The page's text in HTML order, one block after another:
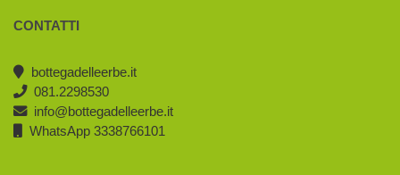
CONTATTI
bottegadelleerbe.it
081.2298530
info@bottegadelleerbe.it
WhatsApp 3338766101